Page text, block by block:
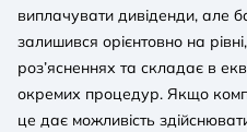
виплачувати дивіденди, але
залишився орієнтовно на
роз’ясненнях та складає в
окремих процедур. Якщо
це дає можливість